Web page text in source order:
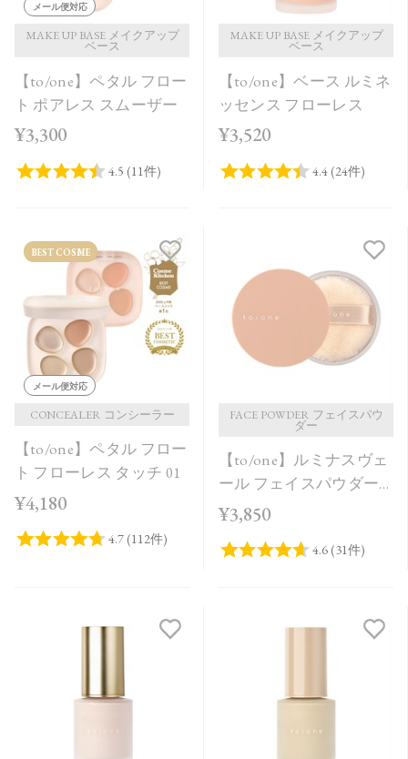
メール便対応
MAKE UP BASE メイクアップ
ベース
【to/one】ペタル フロー
ト ポアレス スムーザー
¥3,300
MAKE UP BASE メイクアップ
ベース
【to/one】ベース ルミネ
ッセンス フローレス
¥3,520
BEST COSME
メール便対応
CONCEALER コンシーラー
【to/one】ペタル フロー
ト フローレス タッチ 01
¥4,180
FACE POWDER フェイスパウ
ダー
【to/one】ルミナスヴェ
ール フェイスパウダー
＜全2色＞
¥3,850